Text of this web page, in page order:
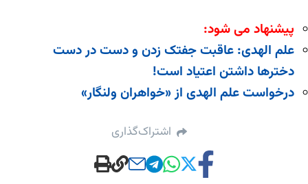
پیشنهاد می شود:
علم الهدی: عاقبت جفتک زدن و دست در دست
دخترها داشتن اعتیاد است!
درخواست علم الهدی از «خواهران ولنگار»
اشتراک‌گذاری